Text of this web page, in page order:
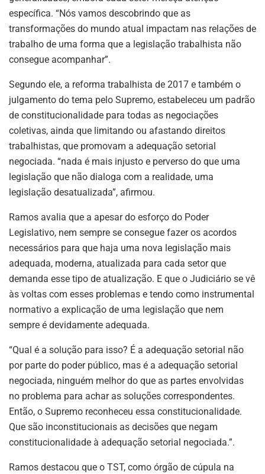
específica. “Nós vamos descobrindo que as
transformações do mundo atual impactam nas relações de
trabalho de uma forma que a legislação trabalhista não
consegue acompanhar”.
Segundo ele, a reforma trabalhista de 2017 e também o
julgamento do tema pelo Supremo, estabeleceu um padrão
de constitucionalidade para todas as negociações
coletivas, ainda que limitando ou afastando direitos
trabalhistas, que promovam a adequação setorial
negociada. “nada é mais injusto e perverso do que uma
legislação que não dialoga com a realidade, uma
legislação desatualizada”, afirmou.
Ramos avalia que a apesar do esforço do Poder
Legislativo, nem sempre se consegue fazer os acordos
necessários para que haja uma nova legislação mais
adequada, moderna, atualizada para cada setor que
demanda esse tipo de atualização. E que o Judiciário se vê
às voltas com esses problemas e tendo como instrumental
normativo a explicação de uma legislação que nem
sempre é devidamente adequada.
“Qual é a solução para isso? É a adequação setorial não
por parte do poder público, mas é a adequação setorial
negociada, ninguém melhor do que as partes envolvidas
no problema para achar as soluções correspondentes.
Então, o Supremo reconheceu essa constitucionalidade.
Que são inconstitucionais as decisões que negam
constitucionalidade à adequação setorial negociada.”.
Ramos destacou que o TST, como órgão de cúpula na
ASSINE NOSSA
NEWSLETTER
notíciase inovações do setor mineral
ASSINAR